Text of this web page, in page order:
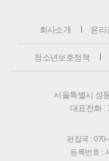
회사소개 윤리
청소년보호정책
서울특별시 성
대표전화 :
편집국 :
등록번호 :